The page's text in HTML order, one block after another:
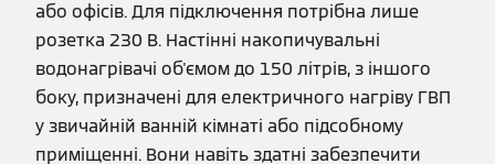
або офісів. Для підключення потрібна лише
розетка 230 В. Настінні накопичувальні
водонагрівачі об'ємом до 150 літрів, з іншого
боку, призначені для електричного нагріву ГВП
у звичайній ванній кімнаті або підсобному
приміщенні. Вони навіть здатні забезпечити